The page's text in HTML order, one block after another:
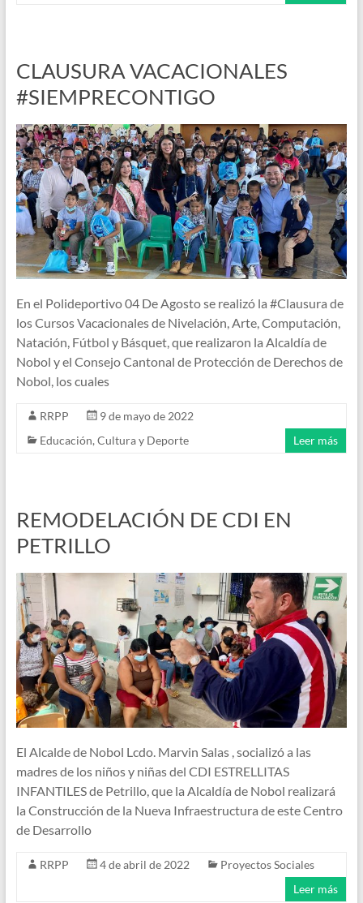
CLAUSURA VACACIONALES
#SIEMPRECONTIGO
En el Polideportivo 04 De Agosto se realizó la #Clausura de
los Cursos Vacacionales de Nivelación, Arte, Computación,
Natación, Fútbol y Básquet, que realizaron la Alcaldía de
Nobol y el Consejo Cantonal de Protección de Derechos de
Nobol, los cuales
RRPP
9 de mayo de 2022
Educación, Cultura y Deporte
Leer más
REMODELACIÓN DE CDI EN
PETRILLO
El Alcalde de Nobol Lcdo. Marvin Salas , socializó a las
madres de los niños y niñas del CDI ESTRELLITAS
INFANTILES de Petrillo, que la Alcaldía de Nobol realizará
la Construcción de la Nueva Infraestructura de este Centro
de Desarrollo
RRPP 4 de abril de 2022
Proyectos Sociales
Leer más